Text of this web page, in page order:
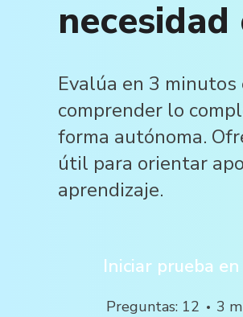
Evalúa en 3
comprender lo
forma autónoma.
útil para orientar
aprendizaje.
Iniciar prueba
Preguntas: 12 3